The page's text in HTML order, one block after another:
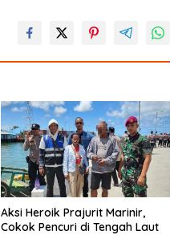
Aksi Heroik Prajurit Marinir,
Cokok Pencuri di Tengah Laut